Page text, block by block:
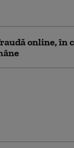
online, în